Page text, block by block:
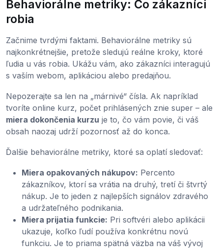
Behaviorálne metriky: Čo zákazníci
robia
Začnime tvrdými faktami. Behaviorálne metriky sú
najkonkrétnejšie, pretože sledujú reálne kroky, ktoré
ľudia u vás robia. Ukážu vám, ako zákazníci interagujú
s vaším webom, aplikáciou alebo predajňou.
Nepozerajte sa len na „márnivé“ čísla. Ak napríklad
tvoríte online kurz, počet prihlásených znie super – ale
miera dokončenia kurzu je to, čo vám povie, či váš
obsah naozaj udrží pozornosť až do konca.
Ďalšie behaviorálne metriky, ktoré sa oplatí sledovať:
Miera opakovaných nákupov: Percento
zákazníkov, ktorí sa vrátia na druhý, tretí či štvrtý
nákup. Je to jeden z najlepších signálov zdravého
a udržateľného podnikania.
Miera prijatia funkcie: Pri softvéri alebo aplikácii
ukazuje, koľko ľudí používa konkrétnu novú
funkciu. Je to priama spätná väzba na váš vývoj